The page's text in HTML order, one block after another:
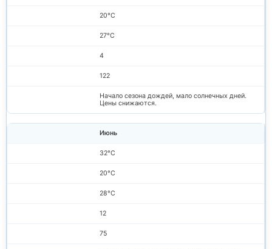
20°C
27°C
4
122
Начало сезона дождей, мало солнечных дней.
Цены снижаются.
Июнь
32°C
20°C
28°C
12
75